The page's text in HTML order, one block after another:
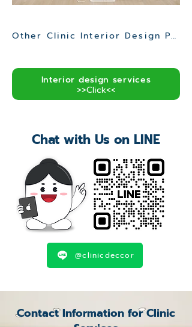
Other Clinic Interior Design Project>>
Interior design services
>>Click<<
Chat with Us on LINE
@clinicdeccor
Contact Information for Clinic